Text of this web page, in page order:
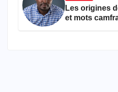
Les origines
et mots